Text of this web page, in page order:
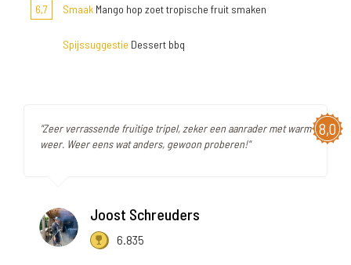
6,7 Smaak Mango hop zoet tropische fruit smaken
Spijssuggestie Dessert bbq
8,0
"Zeer verrassende fruitige tripel, zeker een aanrader met warm
weer. Weer eens wat anders, gewoon proberen!"
Joost Schreuders
6.835